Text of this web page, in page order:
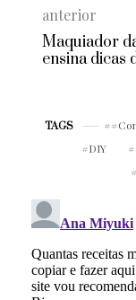
anterior
Maquiador
ensina dicas
TAGS
DIY